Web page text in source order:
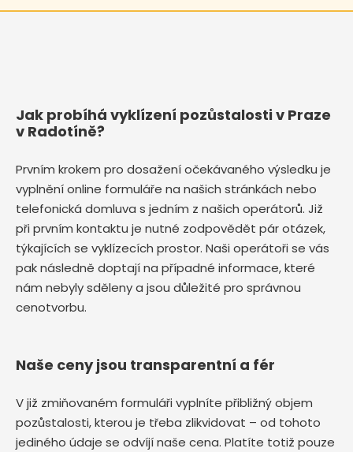
Jak probíhá vyklízení pozůstalosti v Praze
v Radotíně?
Prvním krokem pro dosažení očekávaného výsledku je
vyplnění online formuláře na našich stránkách nebo
telefonická domluva s jedním z našich operátorů. Již
při prvním kontaktu je nutné zodpovědět pár otázek,
týkajících se vyklízecích prostor. Naši operátoři se vás
pak následně doptají na případné informace, které
nám nebyly sděleny a jsou důležité pro správnou
cenotvorbu.
Naše ceny jsou transparentní a fér
V již zmiňovaném formuláři vyplníte přibližný objem
pozůstalosti, kterou je třeba zlikvidovat – od tohoto
jediného údaje se odvíjí naše cena. Platíte totiž pouze